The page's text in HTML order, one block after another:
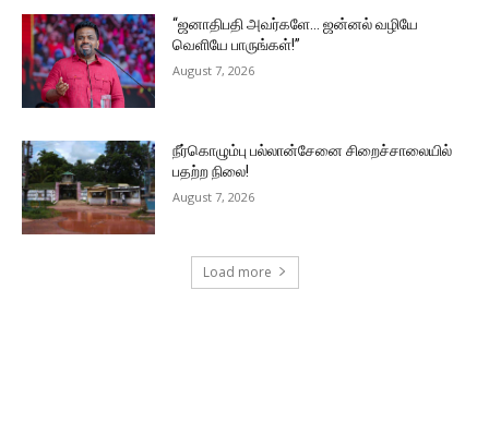
“ஜனாதிபதி அவர்களே… ஜன்னல் வழியே
வெளியே பாருங்கள்!”
August 7, 2026
நீர்கொழும்பு பல்லான்சேனை சிறைச்சாலையில்
பதற்ற நிலை!
August 7, 2026
Load more